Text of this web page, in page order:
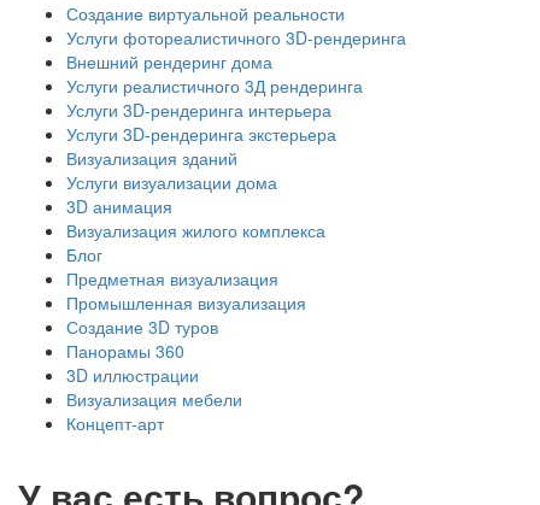
Создание виртуальной реальности
Услуги фотореалистичного 3D-рендеринга
Внешний рендеринг дома
Услуги реалистичного 3Д рендеринга
Услуги 3D-рендеринга интерьера
Услуги 3D-рендеринга экстерьера
Визуализация зданий
Услуги визуализации дома
3D анимация
Визуализация жилого комплекса
Блог
Предметная визуализация
Промышленная визуализация
Создание 3D туров
Панорамы 360
3D иллюстрации
Визуализация мебели
Концепт-арт